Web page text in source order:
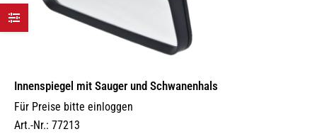
Innen­spiegel mit Sauger und Schwanenhals
Für Preise bitte einloggen
Art.-Nr.: 77213